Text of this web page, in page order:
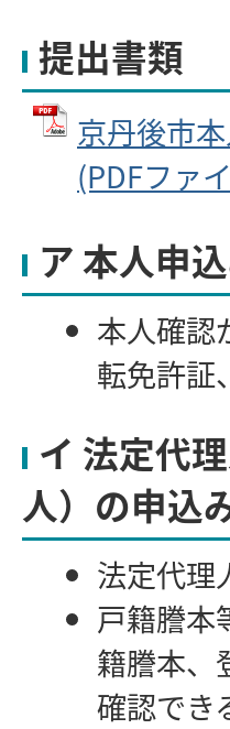
提出書類
京丹後市
(PDFファ
ア 本人申
本人確認
転免許証
イ 法定代
人）の申込
法定代理
戸籍謄本
籍謄本、
確認でき